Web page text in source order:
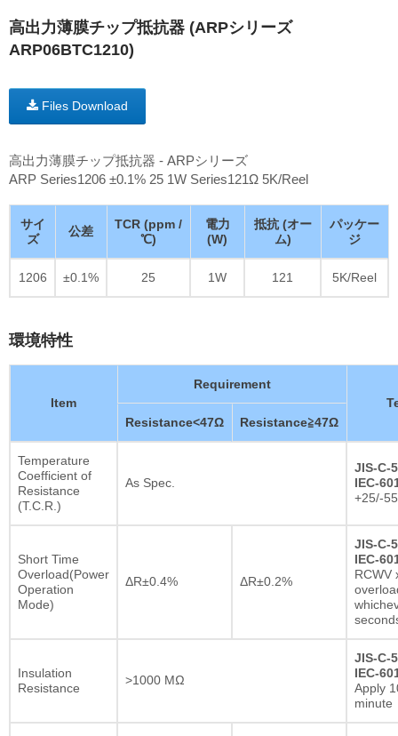
高出力薄膜チップ抵抗器 (ARPシリーズ
ARP06BTC1210)
Files Download
高出力薄膜チップ抵抗器 - ARPシリーズ
ARP Series1206 ±0.1% 25 1W Series121Ω 5K/Reel
サイ
ズ
公差
TCR (ppm /
℃)
電力
(W)
抵抗 (オー
ム)
パッケー
ジ
1206 ±0.1% 25 1W 121 5K/Reel
環境特性
Item
Requirement
Resistance<47Ω
Resistance≧47Ω
Temperature
Coefficient of
Resistance
(T.C.R.)
As Spec.
JIS-C-
IEC-
+25/-
Short Time
Overload(Power
Operation
Mode)
ΔR±0.4% ΔR±0.2%
JIS-C-
IEC-
RCWV
Insulation
Resistance
>1000 MΩ
JIS-C-
IEC-
Apply
minute